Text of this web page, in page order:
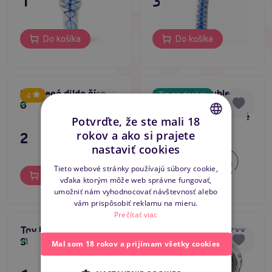
Do košíka Do košíka
4
Sklenené dildo číre
Gildo No.14
Skladom
23,80 €
Do košíka
Tip na darček
Satisfyer Double
Crystal (Clear),
obojstranné sklenené
dildo
31,80 €
Do košíka
ToyJoy Glass Worxx
Stargazer (9 cm)
Skladom
ToyJoy Glass Worxx
Brilliant Star (9 cm)
Skladom
CZECH
ENGLISH
Potvrďte, že ste mali 18
rokov a ako si prajete
nastaviť cookies
Tieto webové stránky používajú súbory cookie,
vďaka ktorým môže web správne fungovať,
umožniť nám vyhodnocovať návštevnosť alebo
vám prispôsobiť reklamu na mieru.
Prečítať viac
Mal som 18 rokov a prijímam všetky cookies